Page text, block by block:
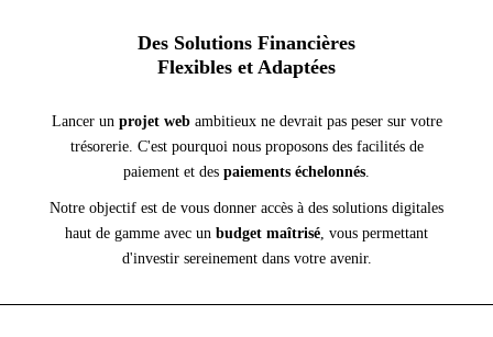
Des Solutions Financières
Flexibles et Adaptées
Lancer un projet webambitieux ne devrait pas peser sur votre
trésorerie. C'est pourquoi nous proposons des facilités de
paiement et des paiements échelonnés.
Notre objectif est de vous donner accès à des solutions digitales
haut de gamme avec un budget maîtrisé, vous permettant
d'investir sereinement dans votre avenir.